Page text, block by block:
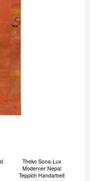
Theko Sona-Lux
Moderner Nepal
Teppich Handarbeit